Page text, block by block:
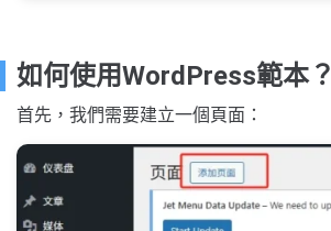
如何使用WordPress範本？
首先，我們需要建立一個頁面：